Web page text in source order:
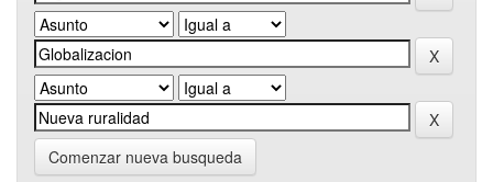
Comenzar nueva busqueda